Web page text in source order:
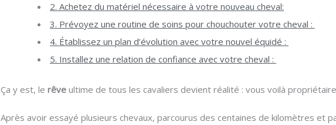
2. Achetez du matériel nécessaire à votre nouveau cheval:
3. Prévoyez une routine de soins pour chouchouter votre cheval :
4. Établissez un plan d’évolution avec votre nouvel équidé :
5. Installez une relation de confiance avec votre cheval :
Ça y est, le rêve ultime de tous les cavaliers devient réalité : vous voilà
Après avoir essayé plusieurs chevaux, parcourus des centaines de kilomètres et